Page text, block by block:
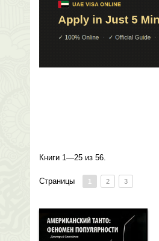
Книги 1—25 из 56.
Страницы 1 2 3